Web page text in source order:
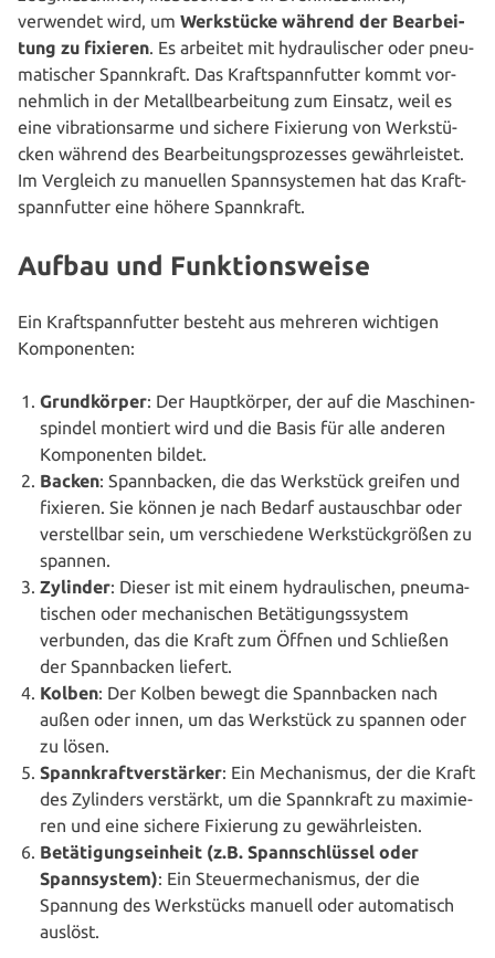
verwendet wird, um Werk­stü­cke während der Bear­bei­
tung zu fixieren. Es arbeitet mit hydrau­li­scher oder pneu­
ma­ti­scher Spann­kraft. Das Kraft­spann­fut­ter kommt vor­
nehm­lich in der Metall­be­ar­bei­tung zum Einsatz, weil es
eine vibra­ti­ons­ar­me und sichere Fixierung von Werk­stü­
cken während des Bear­bei­tungs­pro­zes­ses gewähr­leis­tet.
Im Vergleich zu manuellen Spann­sys­te­men hat das Kraft­
spann­fut­ter eine höhere Spannkraft.
Aufbau und Funktionsweise
Ein Kraft­spann­fut­ter besteht aus mehreren wichtigen
Komponenten:
Grund­kör­per: Der Haupt­kör­per, der auf die Maschi­nen­
spin­del montiert wird und die Basis für alle anderen
Kom­po­nen­ten bildet.
Backen: Spann­ba­cken, die das Werkstück greifen und
fixieren. Sie können je nach Bedarf aus­tausch­bar oder
ver­stell­bar sein, um ver­schie­de­ne Werk­stück­grö­ßen zu
spannen.
Zylinder: Dieser ist mit einem hydrau­li­schen, pneu­ma­
ti­schen oder mecha­ni­schen Betä­ti­gungs­sys­tem
verbunden, das die Kraft zum Öffnen und Schließen
der Spann­ba­cken liefert.
Kolben: Der Kolben bewegt die Spann­ba­cken nach
außen oder innen, um das Werkstück zu spannen oder
zu lösen.
Spann­kraft­ver­stär­ker: Ein Mecha­nis­mus, der die Kraft
des Zylinders verstärkt, um die Spann­kraft zu maxi­mie­
ren und eine sichere Fixierung zu gewährleisten.
Betä­ti­gungs­ein­heit (z.B. Spann­schlüs­sel oder
Spann­sys­tem): Ein Steu­er­me­cha­nis­mus, der die
Spannung des Werk­stücks manuell oder auto­ma­tisch
auslöst.